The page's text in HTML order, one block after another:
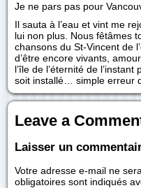
Je ne pars pas pour
Il sauta à l’eau et vint me
lui non plus. Nous fêtâmes
chansons du St-Vincent de
d’être encore vivants,
l’île de l’éternité de
soit installé… simple erreur
Leave a
Laisser un
Votre adresse e-mail ne
obligatoires sont indiqués